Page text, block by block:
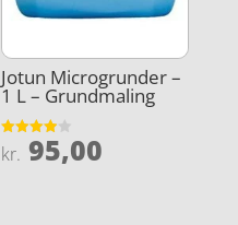
Jotun Microgrunder –
1 L – Grundmaling
Vurderet
3.9
kr. 95,00